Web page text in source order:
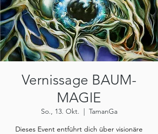
Vernissage BAUM-
MAGIE
So., 13. Okt.
  |
TamanGa
Dieses Event entführt dich über visionäre